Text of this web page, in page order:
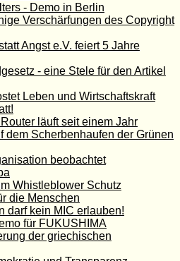
- Demo in Berlin
Verschärfungen des Copyright
Angst e.V. feiert 5 Jahre
- eine Stele für den Artikel
Leben und Wirtschaftskraft
läuft seit einem Jahr
dem Scherbenhaufen der Grünen
beobachtet
Whistleblower Schutz
die Menschen
darf kein MIC erlauben!
für FUKUSHIMA
der griechischen